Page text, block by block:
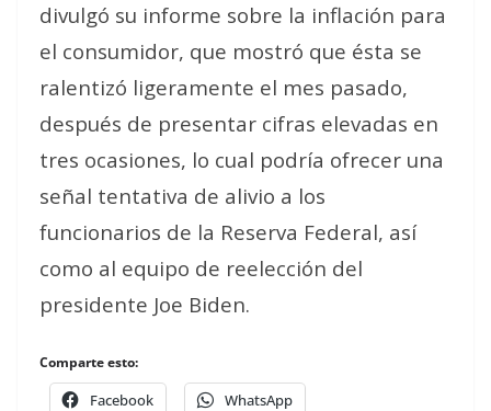
divulgó su informe sobre la inflación para
el consumidor, que mostró que ésta se
ralentizó ligeramente el mes pasado,
después de presentar cifras elevadas en
tres ocasiones, lo cual podría ofrecer una
señal tentativa de alivio a los
funcionarios de la Reserva Federal, así
como al equipo de reelección del
presidente Joe Biden.
Comparte esto:
Facebook WhatsApp